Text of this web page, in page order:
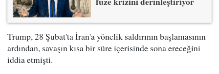
Trump, 28 Şubat'ta İran'a yönelik saldırının başlamasının
ardından, savaşın kısa bir süre içerisinde sona ereceğini
iddia etmişti.